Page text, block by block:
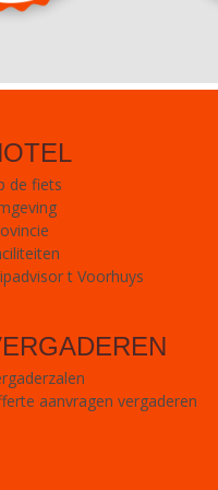
de fiets
t Voorhuys
aanvragen vergaderen